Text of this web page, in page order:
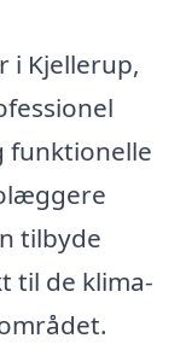
i Kjellerup,
funktionelle
tilbyde
til de klima-